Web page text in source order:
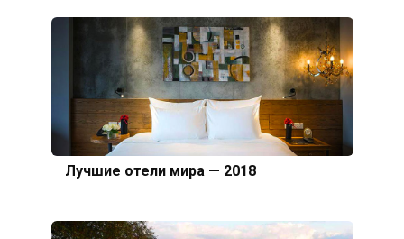
Лучшие отели мира — 2018